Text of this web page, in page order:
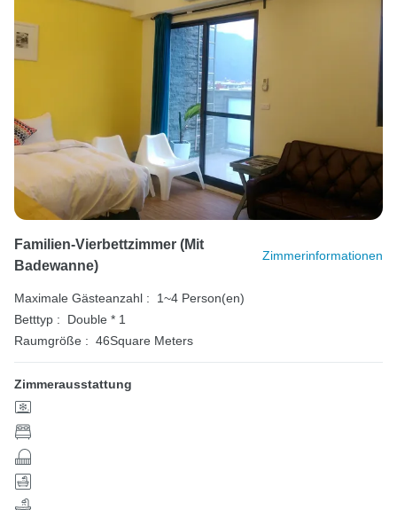
Familien-Vierbettzimmer (mit
Badewanne)
Zimmerinformationen
Maximale Gästeanzahl :
1~4 Person(en)
Betttyp :
Double * 1
Raumgröße : 46Square Meters
Zimmerausstattung